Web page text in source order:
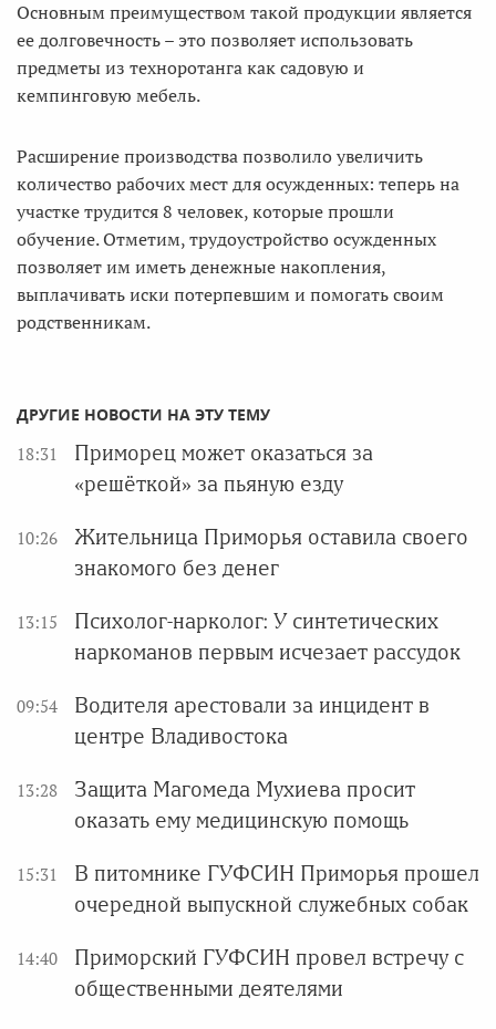
Основным преимуществом такой продукции является
ее долговечность – это позволяет использовать
предметы из техноротанга как садовую и
кемпинговую мебель.
Расширение производства позволило увеличить
количество рабочих мест для осужденных: теперь на
участке трудится 8 человек, которые прошли
обучение. Отметим, трудоустройство осужденных
позволяет им иметь денежные накопления,
выплачивать иски потерпевшим и помогать своим
родственникам.
ДРУГИЕ НОВОСТИ НА ЭТУ ТЕМУ
18:31
Приморец может оказаться за
«решёткой» за пьяную езду
10:26
Жительница Приморья оставила своего
знакомого без денег
13:15
Психолог-нарколог: У синтетических
наркоманов первым исчезает рассудок
09:54
Водителя арестовали за инцидент в
центре Владивостока
13:28
Защита Магомеда Мухиева просит
оказать ему медицинскую помощь
15:31
В питомнике ГУФСИН Приморья прошел
очередной выпускной служебных собак
14:40
Приморский ГУФСИН провел встречу с
общественными деятелями